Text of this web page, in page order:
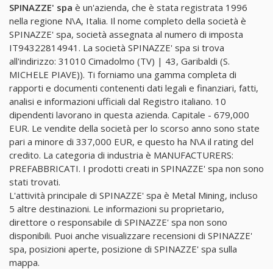
SPINAZZE' spa è un'azienda, che è stata registrata 1996
nella regione N\A, Italia. Il nome completo della società è
SPINAZZE' spa, società assegnata al numero di imposta
IT94322814941. La società SPINAZZE' spa si trova
all'indirizzo: 31010 Cimadolmo (TV) | 43, Garibaldi (S.
MICHELE PIAVE)). Ti forniamo una gamma completa di
rapporti e documenti contenenti dati legali e finanziari, fatti,
analisi e informazioni ufficiali dal Registro italiano. 10
dipendenti lavorano in questa azienda. Capitale - 679,000
EUR. Le vendite della società per lo scorso anno sono state
pari a minore di 337,000 EUR, e questo ha N\A il rating del
credito. La categoria di industria è MANUFACTURERS:
PREFABBRICATI. I prodotti creati in SPINAZZE' spa non sono
stati trovati.
L'attività principale di SPINAZZE' spa è Metal Mining, incluso
5 altre destinazioni. Le informazioni su proprietario,
direttore o responsabile di SPINAZZE' spa non sono
disponibili. Puoi anche visualizzare recensioni di SPINAZZE'
spa, posizioni aperte, posizione di SPINAZZE' spa sulla
mappa.